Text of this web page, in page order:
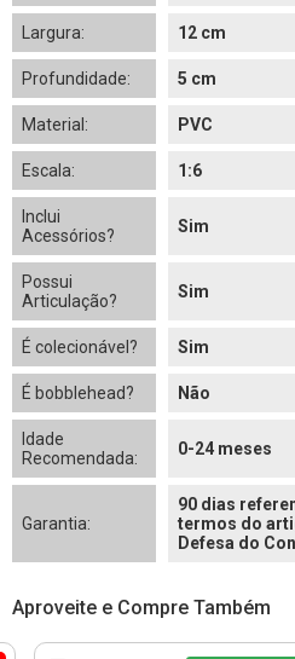
Largura: 12 cm
Profundidade: 5 cm
Material: PVC
Escala: 1:6
Inclui
Acessórios?
Sim
Possui
Articulação?
Sim
É colecionável? Sim
É bobblehead? Não
Idade
Recomendada:
0-24 meses
Garantia:
90 dias
termos do
Defesa do
Aproveite e Compre Também